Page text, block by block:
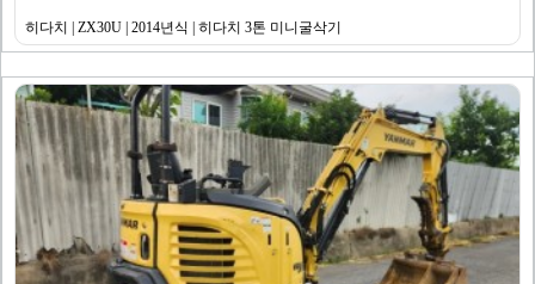
히다치 | ZX30U | 2014년식 | 히다치 3톤 미니굴삭기